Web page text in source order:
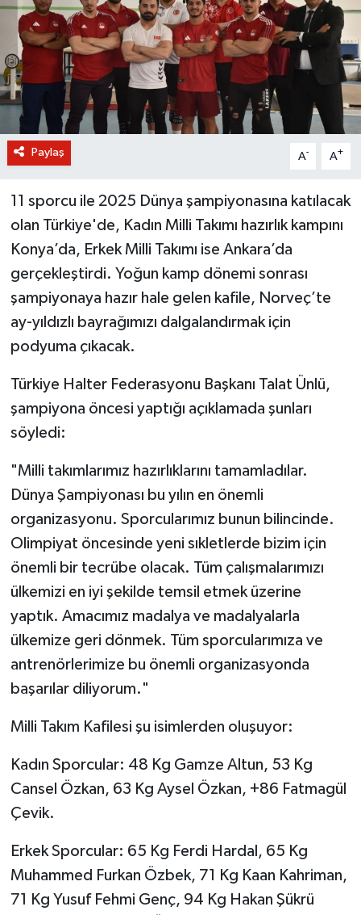
Paylaş A- A+
11 sporcu ile 2025 Dünya şampiyonasına katılacak
olan Türkiye'de, Kadın Milli Takımı hazırlık kampını
Konya’da, Erkek Milli Takımı ise Ankara’da
gerçekleştirdi. Yoğun kamp dönemi sonrası
şampiyonaya hazır hale gelen kafile, Norveç’te
ay-yıldızlı bayrağımızı dalgalandırmak için
podyuma çıkacak.
Türkiye Halter Federasyonu Başkanı Talat Ünlü,
şampiyona öncesi yaptığı açıklamada şunları
söyledi:
"Milli takımlarımız hazırlıklarını tamamladılar.
Dünya Şampiyonası bu yılın en önemli
organizasyonu. Sporcularımız bunun bilincinde.
Olimpiyat öncesinde yeni sıkletlerde bizim için
önemli bir tecrübe olacak. Tüm çalışmalarımızı
ülkemizi en iyi şekilde temsil etmek üzerine
yaptık. Amacımız madalya ve madalyalarla
ülkemize geri dönmek. Tüm sporcularımıza ve
antrenörlerimize bu önemli organizasyonda
başarılar diliyorum."
Milli Takım Kafilesi şu isimlerden oluşuyor:
Kadın Sporcular: 48 Kg Gamze Altun, 53 Kg
Cansel Özkan, 63 Kg Aysel Özkan, +86 Fatmagül
Çevik.
Erkek Sporcular: 65 Kg Ferdi Hardal, 65 Kg
Muhammed Furkan Özbek, 71 Kg Kaan Kahriman,
71 Kg Yusuf Fehmi Genç, 94 Kg Hakan Şükrü
KURUMSAL